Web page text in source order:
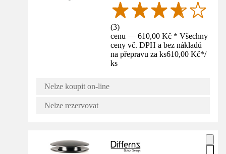
(3)
cenu — 610,00 Kč * Všechny
ceny vč. DPH a bez nákladů
na přepravu za ks610,00 Kč*/
ks
Nelze koupit on-line
Nelze rezervovat